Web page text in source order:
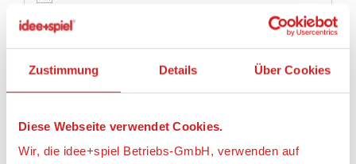
Zustimmung Details Über Cookies
Diese Webseite verwendet Cookies.
Wir, die idee+spiel Betriebs-GmbH, verwenden auf
Nicht für Kinder unter 14 Jahren geeignet.
Länge über Puffer 91 mm